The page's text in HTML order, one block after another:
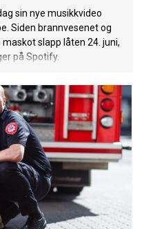
sin nye musikkvideo
Siden brannvesenet og
slapp låten 24. juni,
på Spotify.